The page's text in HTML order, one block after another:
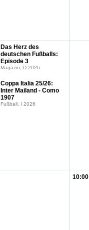
Das Herz des
deutschen Fußballs:
Episode 3
Magazin, D 2026
Coppa Italia 25/26:
Inter Mailand - Como
1907
Fußball, I 2026
10:00